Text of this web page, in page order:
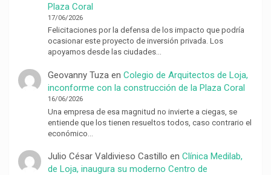
Plaza Coral
17/06/2026
Felicitaciones por la defensa de los impacto que podría
ocasionar este proyecto de inversión privada. Los
apoyamos desde las ciudades…
Geovanny Tuzaen Colegio de Arquitectos de Loja,
inconforme con la construcción de la Plaza Coral
16/06/2026
Una empresa de esa magnitud no invierte a ciegas, se
entiende que los tienen resueltos todos, caso contrario el
económico…
Julio César Valdivieso Castillo en Clínica Medilab,
de Loja, inaugura su moderno Centro de